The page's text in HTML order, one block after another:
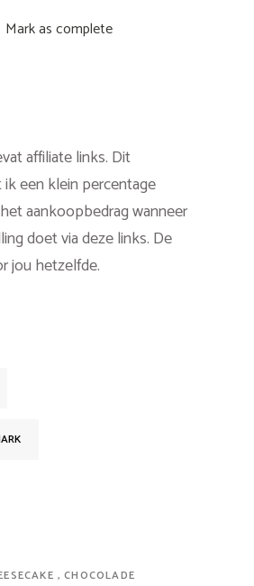
Mark as complete
affiliate links. Dit
een klein percentage
aankoopbedrag wanneer
doet via deze links. De
jou hetzelfde.
CHOCOLADE